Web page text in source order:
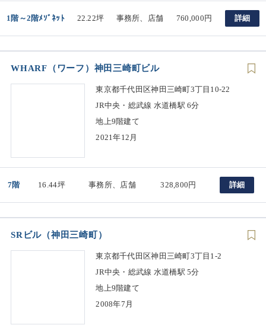
1階～2階ﾒｿﾞﾈｯﾄ 22.22坪 事務所、店舗 760,000円 詳細
WHARF（ワーフ）神田三崎町ビル
東京都千代田区神田三崎町3丁目10-22
JR中央・総武線 水道橋駅 6分
地上9階建て
2021年12月
7階 16.44坪 事務所、店舗 328,800円 詳細
SRビル（神田三崎町）
東京都千代田区神田三崎町3丁目1-2
JR中央・総武線 水道橋駅 5分
地上9階建て
2008年7月